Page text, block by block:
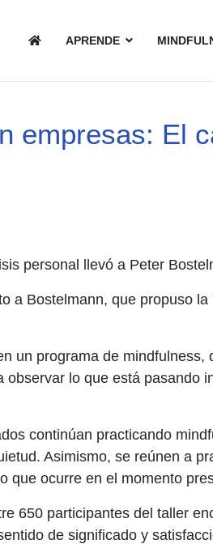
APRENDE
empresas: El
personal llevó a Peter
a Bostelmann, que propuso
un programa de
observar lo que está pasando
continúan practicando
Asimismo, se reúnen a
que ocurre en el momento
650 participantes del taller
de significado y